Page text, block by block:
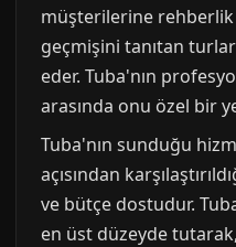
müşterilerine
geçmişini tanıtan
eder. Tuba'nın
arasında onu özel bir
Tuba'nın sunduğu
açısından
ve bütçe dostudur.
en üst düzeyde